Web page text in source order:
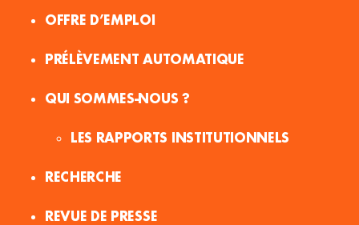
OFFRE D’EMPLOI
PRÉLÈVEMENT AUTOMATIQUE
QUI SOMMES-NOUS ?
LES RAPPORTS INSTITUTIONNELS
RECHERCHE
REVUE DE PRESSE